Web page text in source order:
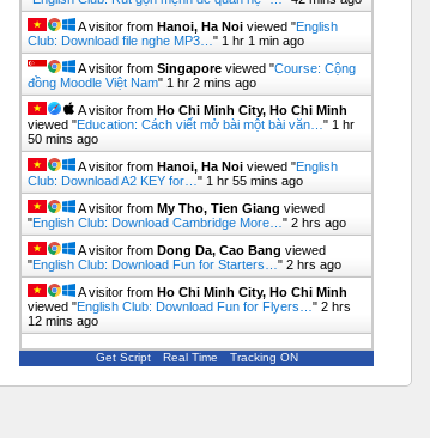
A visitor from Hanoi, Ha Noi viewed "English
Club: Download file nghe MP3…" 1 hr 1 min ago
A visitor from Singapore viewed "Course: Cộng
đồng Moodle Việt Nam" 1 hr 2 mins ago
A visitor from Ho Chi Minh City, Ho Chi Minh
viewed "Education: Cách viết mở bài một bài văn…" 1 hr
50 mins ago
A visitor from Hanoi, Ha Noi viewed "English
Club: Download A2 KEY for…" 1 hr 55 mins ago
A visitor from My Tho, Tien Giang viewed
"English Club: Download Cambridge More…" 2 hrs ago
A visitor from Dong Da, Cao Bang viewed
"English Club: Download Fun for Starters…" 2 hrs ago
A visitor from Ho Chi Minh City, Ho Chi Minh
viewed "English Club: Download Fun for Flyers…" 2 hrs
12 mins ago
Get Script Real Time Tracking ON